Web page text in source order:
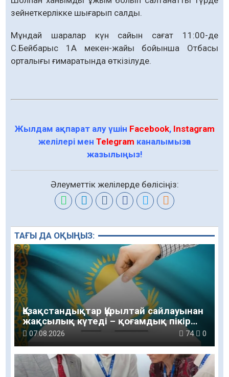
зейнеткерлікке шығарып салды.
Мұндай шаралар күн сайын сағат 11:00-де
С.Бейбарыс 1А мекен-жайы бойынша Отбасы
орталығы ғимаратында өткізілуде.
Жылдам ақпарат алу үшін Facebook, Instagram
желілері мен Telegram каналымызға
жазылыңыз!
Әлеуметтік желілерде бөлісіңіз:
ТАҒЫ ДА ОҚЫҢЫЗ:
Қазақстандықтар Құрылтай сайлауынан
жақсылық күтеді – қоғамдық пікір
зерттеуі
07.08.2026 74 0